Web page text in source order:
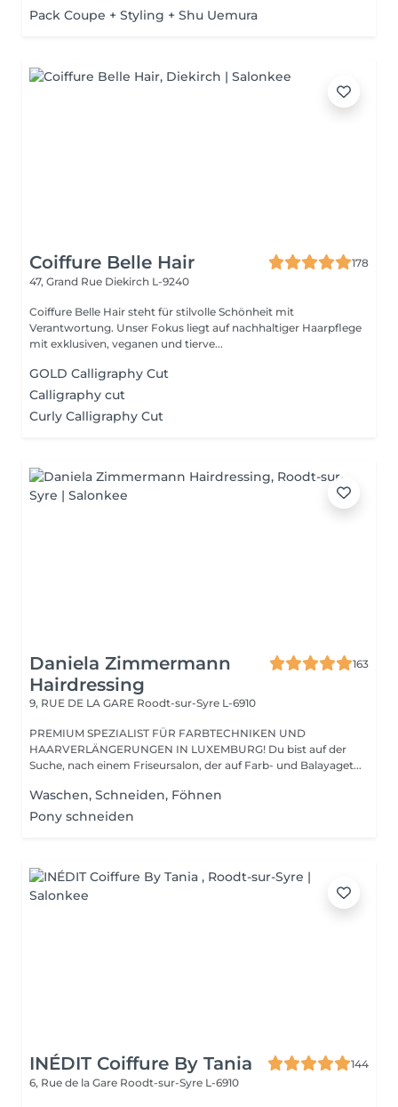
Pack Coupe + Styling + Shu Uemura
Coiffure Belle Hair
178
47, Grand Rue Diekirch L-9240
Coiffure Belle Hair steht für stilvolle Schönheit mit
Verantwortung. Unser Fokus liegt auf nachhaltiger Haarpflege
mit exklusiven, veganen und tierve...
GOLD Calligraphy Cut
Calligraphy cut
Curly Calligraphy Cut
Daniela Zimmermann
Hairdressing
163
9, RUE DE LA GARE Roodt-sur-Syre L-6910
PREMIUM SPEZIALIST FÜR FARBTECHNIKEN UND
HAARVERLÄNGERUNGEN IN LUXEMBURG! Du bist auf der
Suche, nach einem Friseursalon, der auf Farb- und Balayaget...
Waschen, Schneiden, Föhnen
Pony schneiden
INÉDIT Coiffure By Tania
144
6, Rue de la Gare Roodt-sur-Syre L-6910